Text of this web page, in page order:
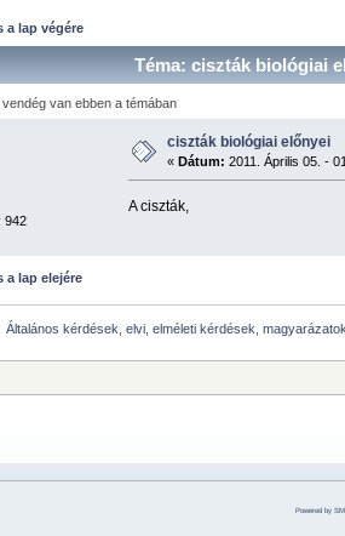
a lap végére
Téma: ciszták biológiai
van ebben a témában
942
ciszták biológiai előnyei
« Dátum: 2011. Április 05. -
A ciszták,
a lap elejére
Általános kérdések, elvi, elméleti kérdések,
Powered by